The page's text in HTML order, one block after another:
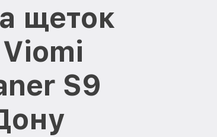
щеток
S9